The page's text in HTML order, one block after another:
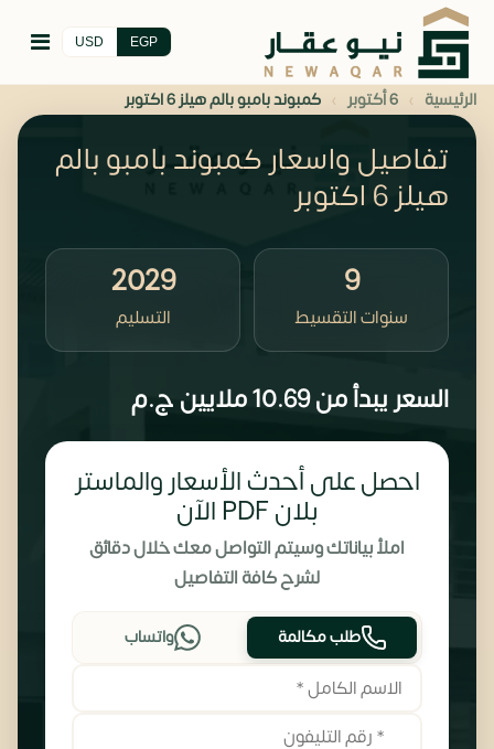
EGP
USD
الرئيسية › 6 أكتوبر › كمبوند بامبو بالم هيلز 6 اكتوبر
تفاصيل واسعار كمبوند بامبو بالم
هيلز 6 اكتوبر
9
سنوات التقسيط
2029
التسليم
السعر يبدأ من10.69 ملايين ج.م
احصل على أحدث الأسعار والماستر
بلان PDF الآن
املأ بياناتك وسيتم التواصل معك خلال دقائق
لشرح كافة التفاصيل
طلب مكالمة واتساب